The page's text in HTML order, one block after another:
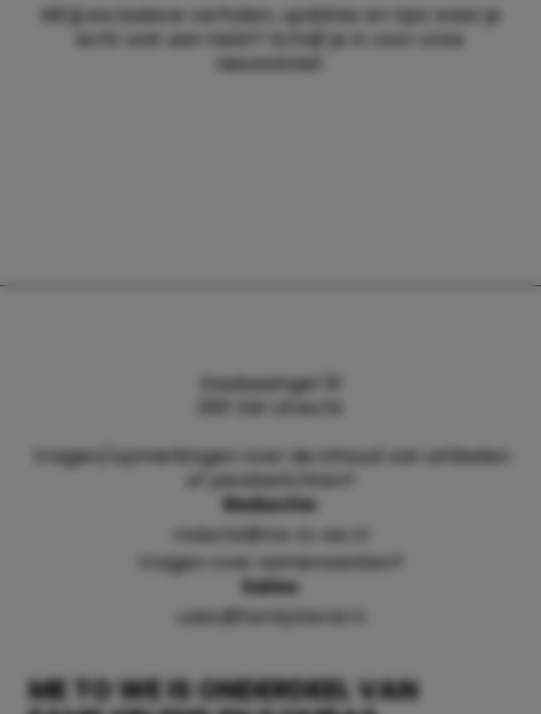
Wil jij exclusieve verhalen, updates en tips waar je
echt wat aan hebt? Schrijf je in voor onze
nieuwsbrief.
ME TO WE IS ONDERDEEL VAN
Daalsesingel 51
3511 SW Utrecht
Vragen/opmerkingen over de inhoud van artikelen
of persberichten?
Redactie:
redactie@me-to-we.nl
Vragen over samenwerken?
Sales:
sales@familyblend.nl